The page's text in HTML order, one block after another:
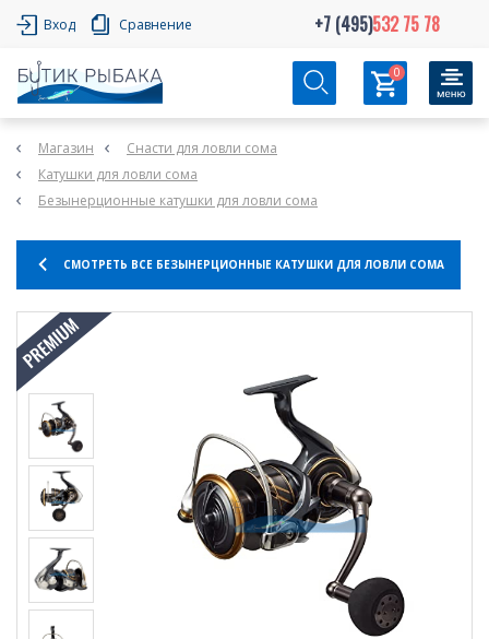
Вход Сравнение +7 (495)532 75 78
0
Магазин
Снасти для ловли сома
Катушки для ловли сома
Безынерционные катушки для ловли сома
СМОТРЕТЬ ВСЕ БЕЗЫНЕРЦИОННЫЕ КАТУШКИ ДЛЯ ЛОВЛИ СОМА